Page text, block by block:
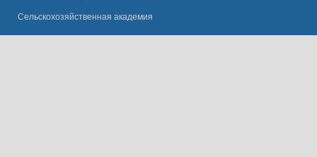
Сельскохозяйственная академия